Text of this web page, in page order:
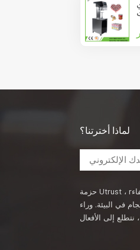
لماذا أخترتنا؟
حزمة Utrust ، rاعتناق طبيعة الناس ، وإضفاء
في البيئة. وراء